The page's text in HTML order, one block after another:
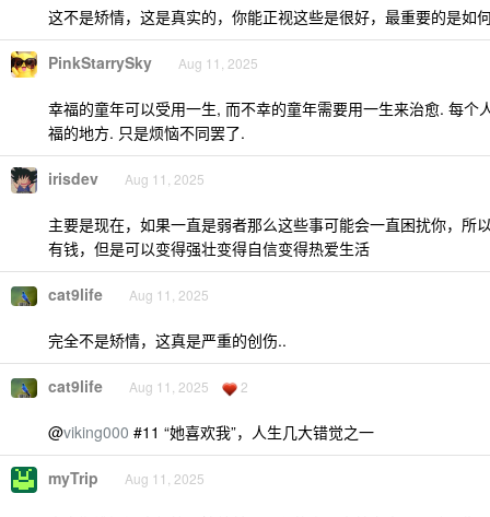
这不是矫情，这是真实的，你能正视这些是很好，最重要的是如
PinkStarrySky Aug 11, 2025
幸福的童年可以受用一生, 而不幸的童年需要用一生来治愈. 每个
福的地方. 只是烦恼不同罢了.
irisdev Aug 11, 2025
主要是现在，如果一直是弱者那么这些事可能会一直困扰你，所
有钱，但是可以变得强壮变得自信变得热爱生活
cat9life Aug 11, 2025
完全不是矫情，这真是严重的创伤..
cat9life Aug 11, 2025 2
@viking000 #11 “她喜欢我”，人生几大错觉之一
myTrip Aug 11, 2025